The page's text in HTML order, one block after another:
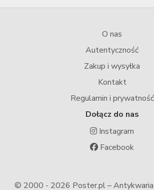
O nas
Autentyczność
Zakup i wysyłka
Kontakt
Regulamin i prywatność
Dołącz do nas
Instagram
Facebook
© 2000 - 2026 Poster.pl –